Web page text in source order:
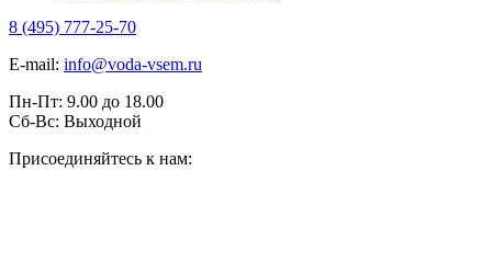
8 (495) 777-25-70
E-mail: info@voda-vsem.ru
Пн-Пт: 9.00 до 18.00
Сб-Вс: Выходной
Присоединяйтесь к нам: